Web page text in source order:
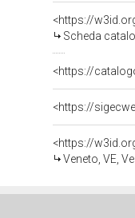
<https://
Scheda
<https://
<https://
Veneto, VE,